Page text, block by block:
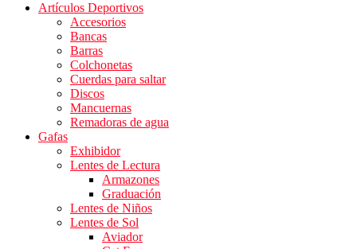
Artículos Deportivos
Accesorios
Bancas
Barras
Colchonetas
Cuerdas para saltar
Discos
Mancuernas
Remadoras de agua
Gafas
Exhibidor
Lentes de Lectura
Armazones
Graduación
Lentes de Niños
Lentes de Sol
Aviador